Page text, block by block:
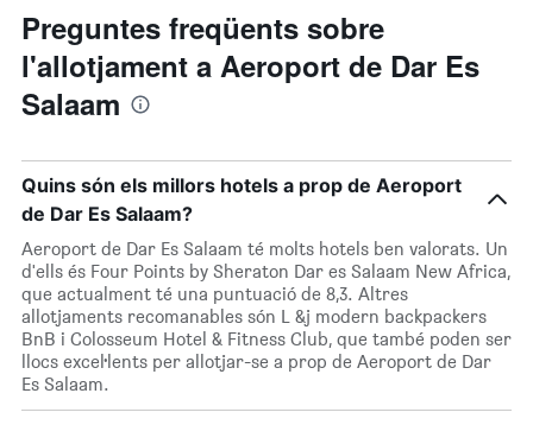
Preguntes freqüents sobre
l'allotjament a Aeroport de Dar Es
Salaam
Quins són els millors hotels a prop de Aeroport
de Dar Es Salaam?
Aeroport de Dar Es Salaam té molts hotels ben valorats. Un
d'ells és Four Points by Sheraton Dar es Salaam New Africa,
que actualment té una puntuació de 8,3. Altres
allotjaments recomanables són L &j modern backpackers
BnB i Colosseum Hotel & Fitness Club, que també poden ser
llocs excel·lents per allotjar-se a prop de Aeroport de Dar
Es Salaam.